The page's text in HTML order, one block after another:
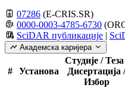
07286 (E-CRIS.SR)
0000-0003-4785-6730
SciDAR публикације |
Академска каријера
# Установа
Студије /
Дисертација /
Избор